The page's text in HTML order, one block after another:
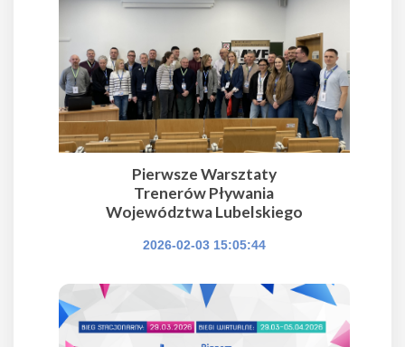
Pierwsze Warsztaty
Trenerów Pływania
Województwa Lubelskiego
2026-02-03 15:05:44